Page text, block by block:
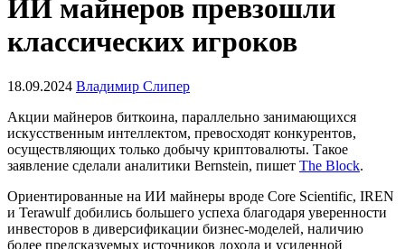
ИИ майнеров превзошли
классических игроков
18.09.2024 Владимир Слипер
Акции майнеров биткоина, параллельно занимающихся
искусственным интеллектом, превосходят конкурентов,
осуществляющих только добычу криптовалюты. Такое
заявление сделали аналитики Bernstein, пишет The Block.
Ориентированные на ИИ майнеры вроде Core Scientific, IREN
и Terawulf добились большего успеха благодаря уверенности
инвесторов в диверсификации бизнес-моделей, наличию
более предсказуемых источников дохода и усиленной